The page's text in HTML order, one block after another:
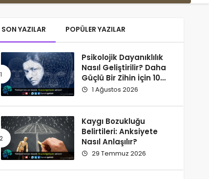
SON YAZILAR POPÜLER YAZILAR
Psikolojik Dayanıklılık
Nasıl Geliştirilir? Daha
Güçlü Bir Zihin İçin 10
Alışkanlık
1 Ağustos 2026
Kaygı Bozukluğu
Belirtileri: Anksiyete
Nasıl Anlaşılır?
29 Temmuz 2026